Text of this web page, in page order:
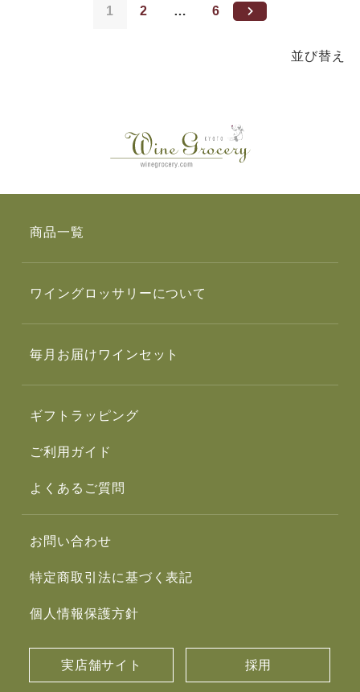
並び替え
1 2 … 6
商品一覧
ワイングロッサリーについて
毎月お届けワインセット
ギフトラッピング
ご利用ガイド
よくあるご質問
お問い合わせ
特定商取引法に基づく表記
個人情報保護方針
実店舗サイト 採用